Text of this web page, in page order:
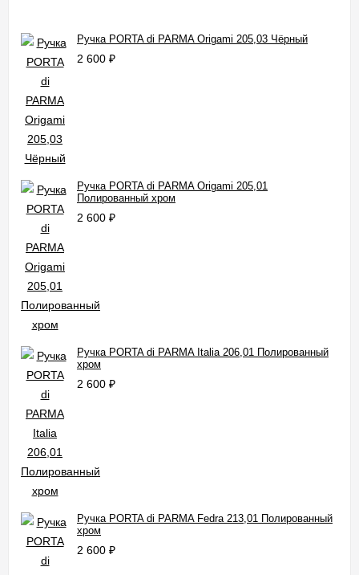
Ручка PORTA di PARMA Origami 205,03 Чёрный
2 600 ₽
Ручка PORTA di PARMA Origami 205,01
Полированный хром
2 600 ₽
Ручка PORTA di PARMA Italia 206,01 Полированный
хром
2 600 ₽
Ручка PORTA di PARMA Fedra 213,01 Полированный
хром
2 600 ₽